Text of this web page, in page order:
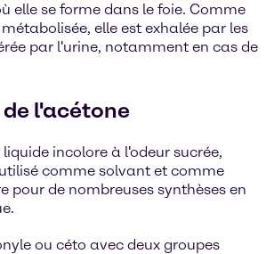
elle se forme dans le foie. Comme
elle est exhalée par les
par l'urine, notamment en cas de
l'acétone
incolore à l'odeur sucrée,
comme solvant et comme
pour de nombreuses synthèses en
ou céto avec deux groupes